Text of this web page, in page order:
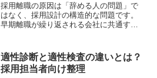
採用離職の原因は「辞める人の問題」で
はなく、採用設計の構造的な問題です。
早期離職が繰り返される会社に共通する3
す。
適性診断と適性検査の違いとは？
採用担当者向け整理